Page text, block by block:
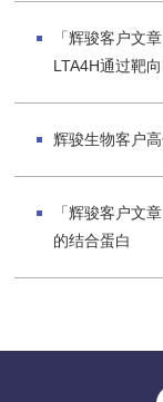
「辉骏客户文
LTA4H通过靶
辉骏生物客户
「辉骏客户文
的结合蛋白